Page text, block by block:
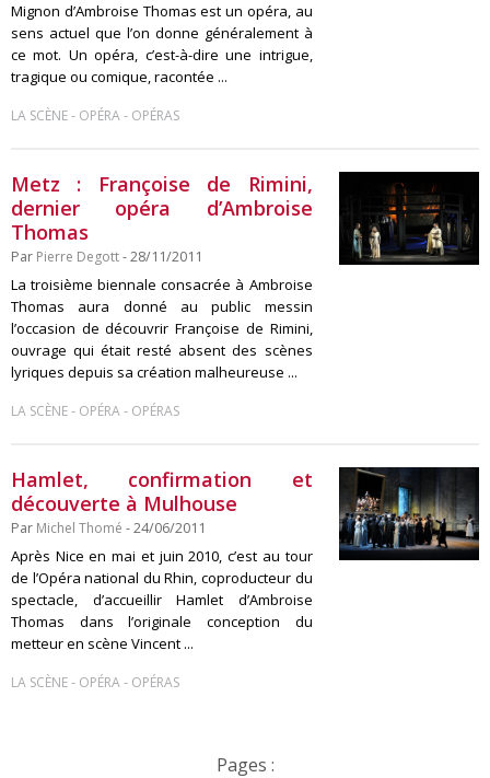
Mignon d’Ambroise Thomas est un opéra, au
sens actuel que l’on donne généralement à
ce mot. Un opéra, c’est-à-dire une intrigue,
tragique ou comique, racontée ...
LA SCÈNE- OPÉRA- OPÉRAS
Metz : Françoise de Rimini,
dernier opéra d’Ambroise
Thomas
Par Pierre Degott- 28/11/2011
La troisième biennale consacrée à Ambroise
Thomas aura donné au public messin
l’occasion de découvrir Françoise de Rimini,
ouvrage qui était resté absent des scènes
lyriques depuis sa création malheureuse ...
LA SCÈNE- OPÉRA- OPÉRAS
Hamlet, confirmation et
découverte à Mulhouse
Par Michel Thomé - 24/06/2011
Après Nice en mai et juin 2010, c’est au tour
de l’Opéra national du Rhin, coproducteur du
spectacle, d’accueillir Hamlet d’Ambroise
Thomas dans l’originale conception du
metteur en scène Vincent ...
LA SCÈNE- OPÉRA- OPÉRAS
Pages :